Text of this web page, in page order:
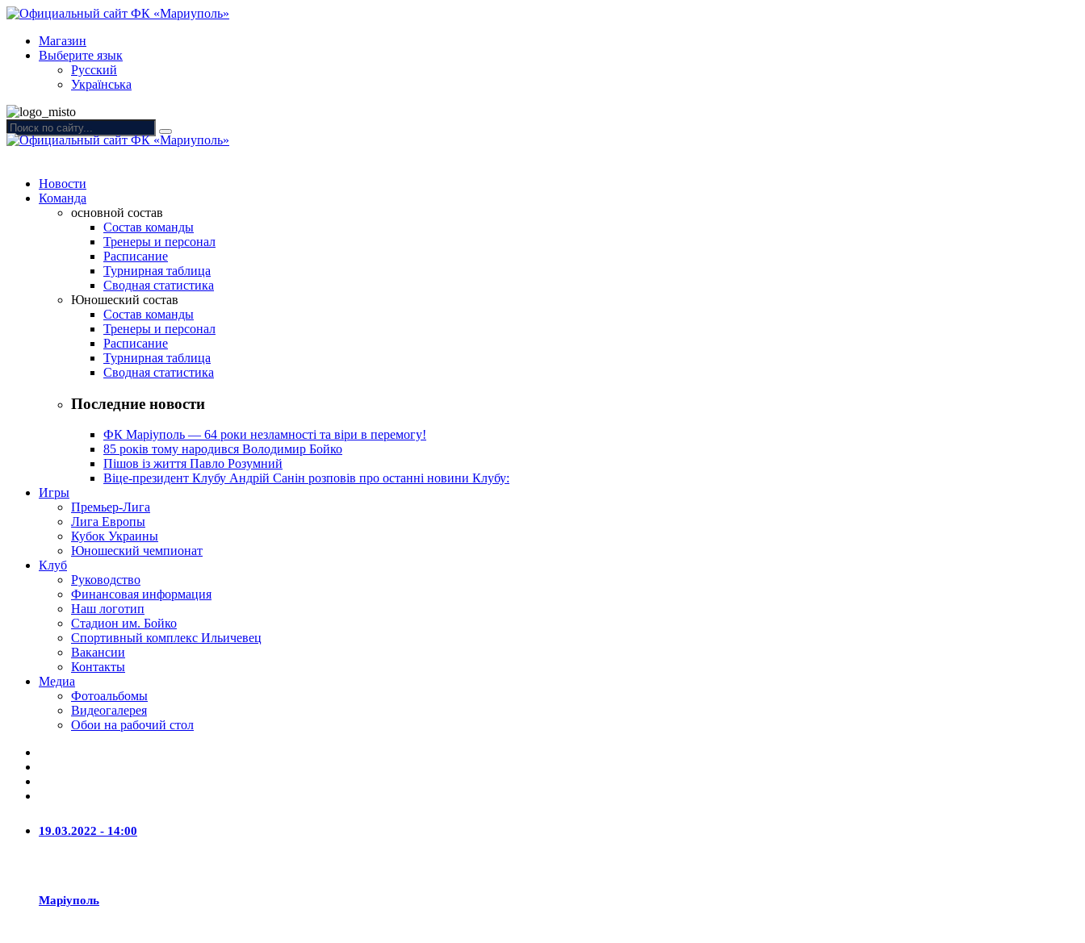
Магазин
Выберите язык
Русский
Українська
Новости
Команда
основной состав
Состав команды
Тренеры и персонал
Расписание
Турнирная таблица
Сводная статистика
Юношеский состав
Состав команды
Тренеры и персонал
Расписание
Турнирная таблица
Сводная статистика
Последние новости
ФК Маріуполь — 64 роки незламності та віри в перемогу!
85 років тому народився Володимир Бойко
Пішов із життя Павло Розумний
Віце-президент Клубу Андрій Санін розповів про останні новини Клубу:
Игры
Премьер-Лига
Лига Европы
Кубок Украины
Юношеский чемпионат
Клуб
Руководство
Финансовая информация
Наш логотип
Стадион им. Бойко
Спортивный комплекс Ильичевец
Вакансии
Контакты
Медиа
Фотоальбомы
Видеогалерея
Обои на рабочий стол
19.03.2022 - 14:00
Маріуполь